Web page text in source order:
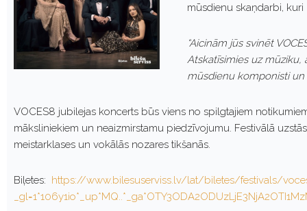
mūsdienu skaņdarbi,
“Aicinām jūs svinēt
Atskatīsimies uz mūziku,
mūsdienu komponisti un
VOCES8 jubilejas koncerts būs viens no spilgtajiem
māksliniekiem un neaizmirstamu piedzīvojumu. Festivālā
meistarklases un vokālās nozares tikšanās.
Biļetes: https://www.bilesuserviss.lv/lat/biletes/festivals/